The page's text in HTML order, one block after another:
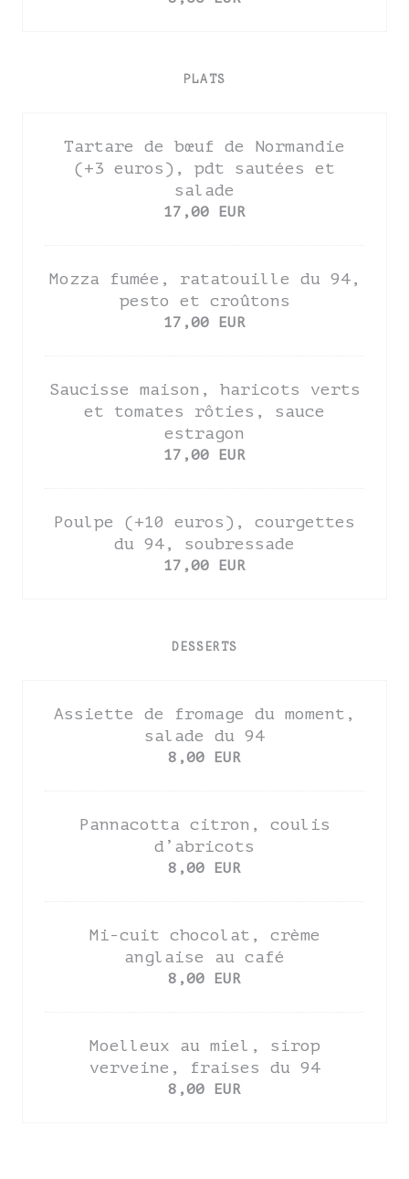
PLATS
Tartare de bœuf de Normandie
(+3 euros), pdt sautées et
salade
17,00 EUR
Mozza fumée, ratatouille du 94,
pesto et croûtons
17,00 EUR
Saucisse maison, haricots verts
et tomates rôties, sauce
estragon
17,00 EUR
Poulpe (+10 euros), courgettes
du 94, soubressade
17,00 EUR
DESSERTS
Assiette de fromage du moment,
salade du 94
8,00 EUR
Pannacotta citron, coulis
d’abricots
8,00 EUR
Mi-cuit chocolat, crème
anglaise au café
8,00 EUR
Moelleux au miel, sirop
verveine, fraises du 94
8,00 EUR